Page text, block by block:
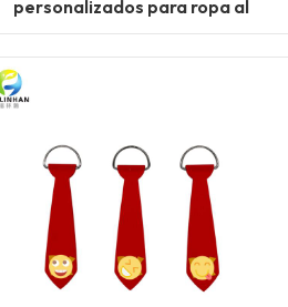
personalizados para ropa al